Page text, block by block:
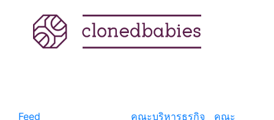
Feed
คณะบริหารธุรกิจ
คณะ